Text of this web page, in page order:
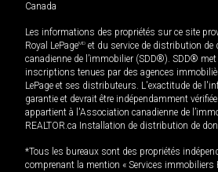
Canada
Les informations des propriétés sur ce site
Royal LePageMD et du service de distribution de
canadienne de l’immobilier (SDD®). SDD® met
inscriptions tenues par des agences
LePage et ses distributeurs. L'exactitude de
garantie et devrait être indépendamment
appartient à l'Association canadienne de
REALTOR.ca Installation de distribution de
*Tous les bureaux sont des propriétés
comprenant la mention « Services immobiliers